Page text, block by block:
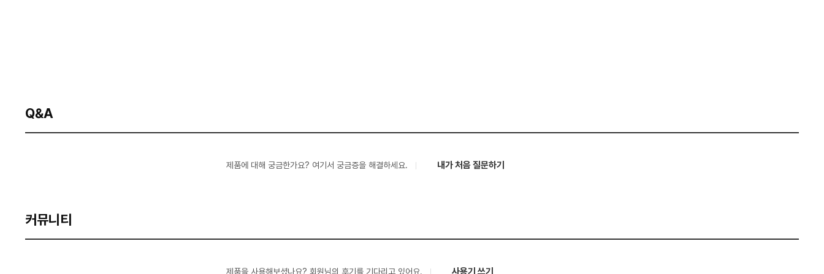
Q&A
제품에 대해 궁금한가요? 여기서 궁금증을 해결하세요. 내가 처음 질문하기
커뮤니티
제품을 사용해보셨나요? 회원님의 후기를 기다리고 있어요. 사용기 쓰기